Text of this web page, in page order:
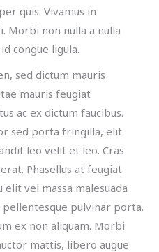
quis. Vivamus in
Morbi non nulla a nulla
congue ligula.
sed dictum mauris
mauris feugiat
ac ex dictum faucibus.
sed porta fringilla, elit
leo velit et leo. Cras
Phasellus at feugiat
vel massa malesuada
pellentesque pulvinar porta.
ex non aliquam. Morbi
mattis, libero augue